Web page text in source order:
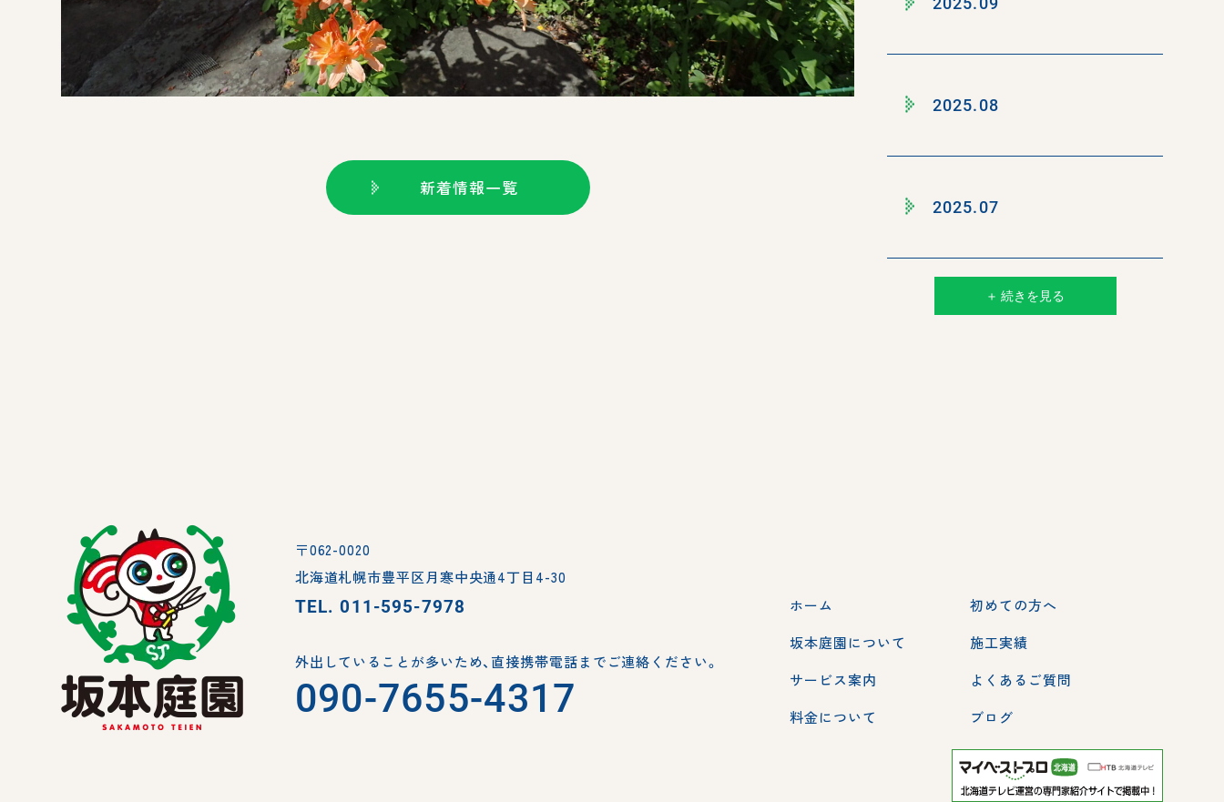
新着情報一覧
2025.08
2025.07
＋ 続きを見る
〒062-0020
北海道札幌市豊平区月寒中央通4丁目4-30
TEL.011-595-7978
外出していることが多いため、 直接携帯電話までご連絡ください。
090-7655-4317
ホーム
坂本庭園について
サービス案内
料金について
初めての方へ
施工実績
よくあるご質問
ブログ